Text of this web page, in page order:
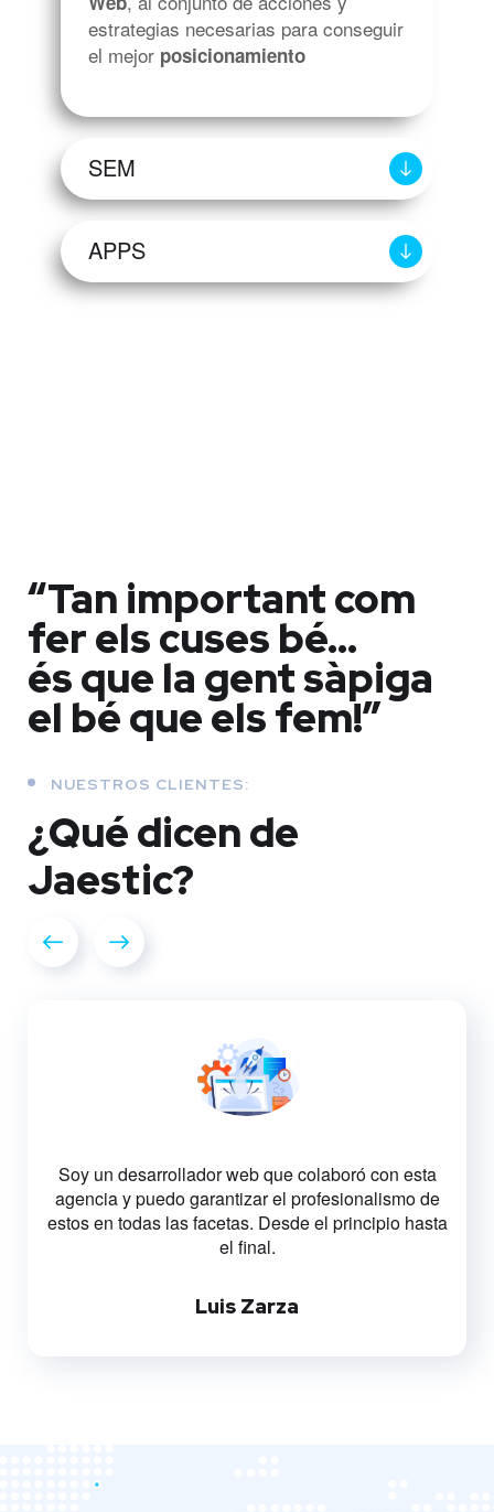
estrategias necesarias para conseguir
el mejor posicionamiento
SEM
APPS
“Tan important com
fer els cuses bé…
és que la gent sàpiga
el bé que els fem!”
NUESTROS CLIENTES:
¿Qué dicende
Jaestic?
Soy un desarrollador web que colaboró con esta
agencia y puedo garantizar el profesionalismo de
estos en todas las facetas. Desde el principio hasta
el final.
Luis Zarza